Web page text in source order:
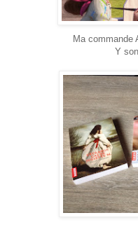
Ma commande
Y